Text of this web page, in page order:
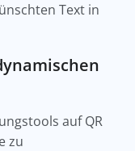
Text in
auf QR
zu